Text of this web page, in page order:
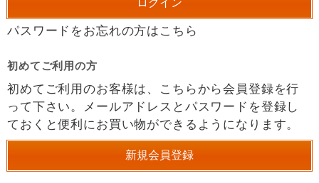
パスワードをお忘れの方はこちら
初めてご利用の方
初めてご利用のお客様は、こちらから会員登録を行
って下さい。メールアドレスとパスワードを登録し
ておくと便利にお買い物ができるようになります。